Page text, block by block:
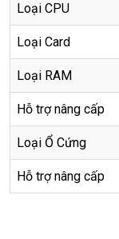
Loại CPU
Loại Card
Loại RAM
Hỗ trợ nâng cấp
Loại Ổ Cứng
Hỗ trợ nâng cấp